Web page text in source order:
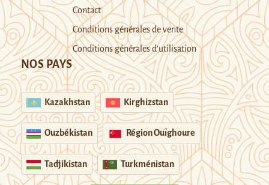
Contact
Conditions générales de vente
Conditions générales d’utilisation
NOS PAYS
Kazakhstan Kirghizstan
Ouzbékistan Région Ouïghoure
Tadjikistan Turkménistan